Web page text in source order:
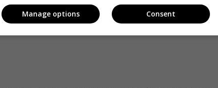
Consent
Manage options